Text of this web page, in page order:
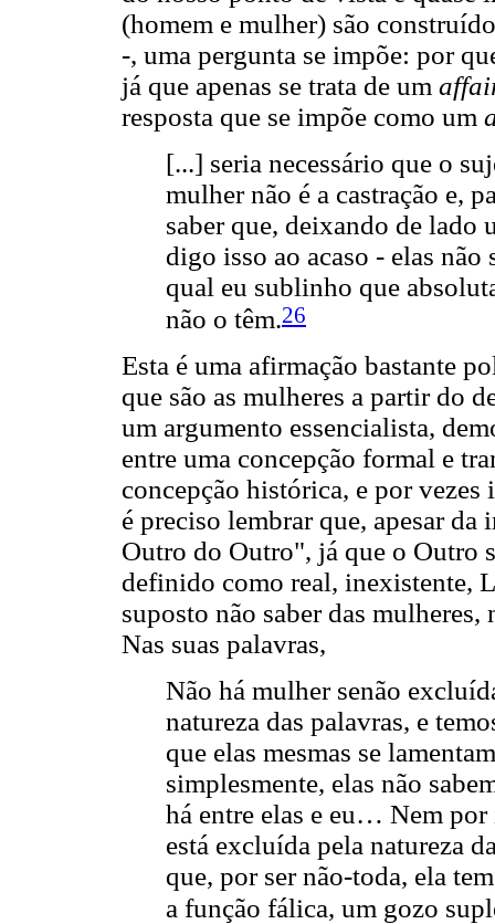
(homem e mulher) são
-, uma pergunta se impõe: por
já que apenas se trata de um
resposta que se impõe como um
[...] seria necessário que o
mulher não é a castração e,
saber que, deixando de lado
digo isso ao acaso - elas
qual eu sublinho que
não o têm.26
Esta é uma afirmação bastante
que são as mulheres a partir do
um argumento essencialista,
entre uma concepção formal e
concepção histórica, e por
é preciso lembrar que, apesar
Outro do Outro", já que o Outro
definido como real, inexistente,
suposto não saber das
Nas suas palavras,
Não há mulher senão
natureza das palavras, e
que elas mesmas se
simplesmente, elas não
há entre elas e eu… Nem por
está excluída pela natureza
que, por ser não-toda, ela
a função fálica, um gozo